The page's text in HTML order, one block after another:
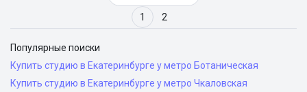
1 2
Популярные поиски
Купить студию в Екатеринбурге у метро Ботаническая
Купить студию в Екатеринбурге у метро Чкаловская